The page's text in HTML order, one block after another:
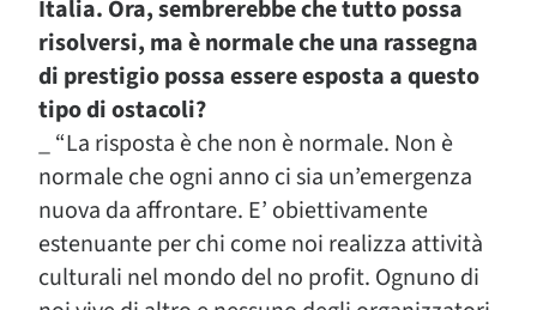
Italia. Ora, sembrerebbe che tutto possa
risolversi, ma è normale che una rassegna
di prestigio possa essere esposta a questo
tipo di ostacoli?
_ “La risposta è che non è normale. Non è
normale che ogni anno ci sia un’emergenza
nuova da affrontare. E’ obiettivamente
estenuante per chi come noi realizza attività
culturali nel mondo del no profit. Ognuno di